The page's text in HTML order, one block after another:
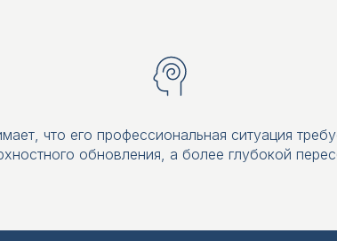
что его профессиональная ситуация
обновления, а более глубокой